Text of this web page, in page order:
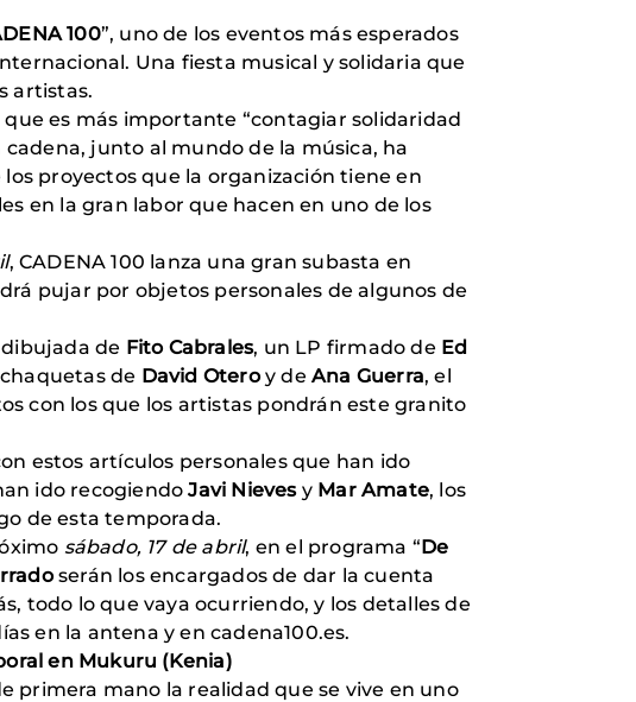
100”, uno de los eventos más esperados
Una fiesta musical y solidaria que
artistas.
que es más importante “contagiar solidaridad
cadena, junto al mundo de la música, ha
proyectos que la organización tiene en
en la gran labor que hacen en uno de los
, CADENA 100 lanza una gran subasta en
pujar por objetos personales de algunos de
de Fito Cabrales, un LP firmado de Ed
de David Oteroy deAna Guerra, el
con los que los artistas pondrán este granito
estos artículos personales que han ido
ido recogiendoJavi Nievesy Mar Amate, los
de esta temporada.
sábado, 17 de abril, en el programa “De
serán los encargados de dar la cuenta
todo lo que vaya ocurriendo, y los detalles de
en la antena y en cadena100.es.
en Mukuru (Kenia)
primera mano la realidad que se vive en uno